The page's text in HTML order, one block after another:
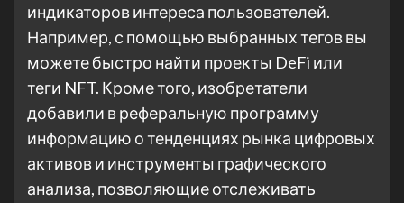
индикаторов интереса пользователей.
Например, с помощью выбранных тегов вы
можете быстро найти проекты DeFi или
теги NFT. Кроме того, изобретатели
добавили в реферальную программу
информацию о тенденциях рынка цифровых
активов и инструменты графического
анализа, позволяющие отслеживать